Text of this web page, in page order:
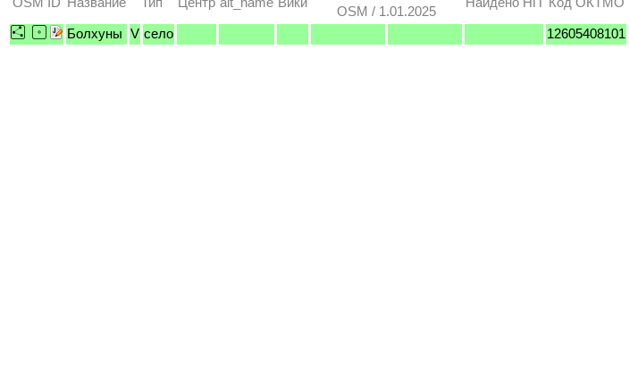
OSM / 1.01.2025
Болхуны V село 12605408101